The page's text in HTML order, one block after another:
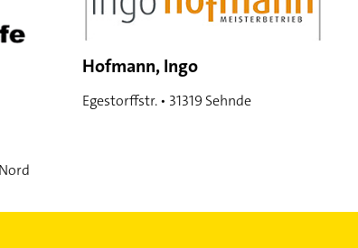
Hofmann, Ingo
Egestorffstr. • 31319 Sehnde